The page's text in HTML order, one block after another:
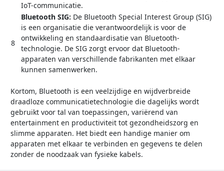
IoT-communicatie.
8
Bluetooth SIG: De Bluetooth Special Interest Group (SIG)
is een organisatie die verantwoordelijk is voor de
ontwikkeling en standaardisatie van Bluetooth-
technologie. De SIG zorgt ervoor dat Bluetooth-
apparaten van verschillende fabrikanten met elkaar
kunnen samenwerken.
Kortom, Bluetooth is een veelzijdige en wijdverbreide
draadloze communicatietechnologie die dagelijks wordt
gebruikt voor tal van toepassingen, variërend van
entertainment en productiviteit tot gezondheidszorg en
slimme apparaten. Het biedt een handige manier om
apparaten met elkaar te verbinden en gegevens te delen
zonder de noodzaak van fysieke kabels.